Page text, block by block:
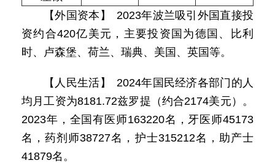
【外国资本】 2023年波兰吸引外国直接投
资约合420亿美元，主要投资国为德国、比利
时、卢森堡、荷兰、瑞典、美国、英国等。
【人民生活】 2024年国民经济各部门的人
均月工资为8181.72兹罗提（约合2174美元）。
2023年，全国有医师163220名，牙医师45173
名，药剂师38727名，护士315212名，助产士
41879名。